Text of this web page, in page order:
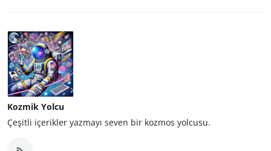
Kozmik Yolcu
Çeşitli içerikler yazmayı seven bir kozmos yolcusu.